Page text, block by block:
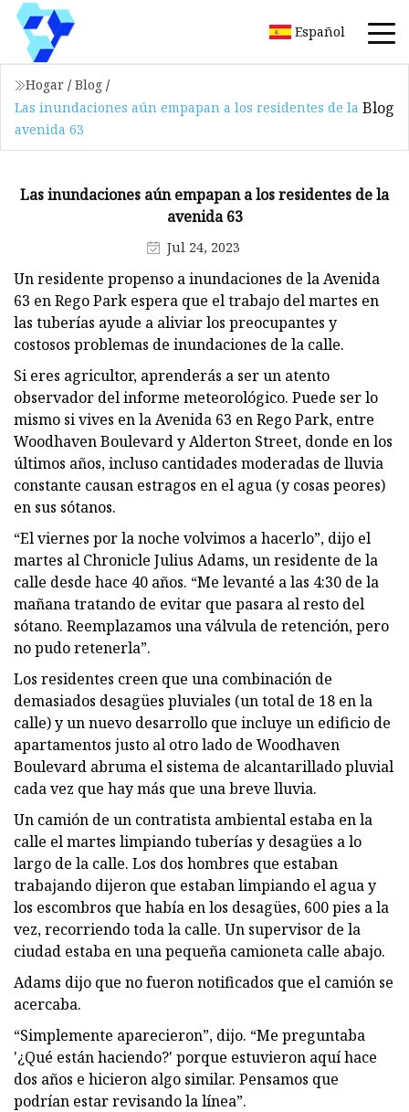
Español
Hogar / Blog /
Las inundaciones aún empapan a los residentes de la
avenida 63
Blog
Las inundaciones aún empapan a los residentes de la
avenida 63
Jul 24, 2023
Un residente propenso a inundaciones de la Avenida
63 en Rego Park espera que el trabajo del martes en
las tuberías ayude a aliviar los preocupantes y
costosos problemas de inundaciones de la calle.
Si eres agricultor, aprenderás a ser un atento
observador del informe meteorológico. Puede ser lo
mismo si vives en la Avenida 63 en Rego Park, entre
Woodhaven Boulevard y Alderton Street, donde en los
últimos años, incluso cantidades moderadas de lluvia
constante causan estragos en el agua (y cosas peores)
en sus sótanos.
“El viernes por la noche volvimos a hacerlo”, dijo el
martes al Chronicle Julius Adams, un residente de la
calle desde hace 40 años. “Me levanté a las 4:30 de la
mañana tratando de evitar que pasara al resto del
sótano. Reemplazamos una válvula de retención, pero
no pudo retenerla”.
Los residentes creen que una combinación de
demasiados desagües pluviales (un total de 18 en la
calle) y un nuevo desarrollo que incluye un edificio de
apartamentos justo al otro lado de Woodhaven
Boulevard abruma el sistema de alcantarillado pluvial
cada vez que hay más que una breve lluvia.
Un camión de un contratista ambiental estaba en la
calle el martes limpiando tuberías y desagües a lo
largo de la calle. Los dos hombres que estaban
trabajando dijeron que estaban limpiando el agua y
los escombros que había en los desagües, 600 pies a la
vez, recorriendo toda la calle. Un supervisor de la
ciudad estaba en una pequeña camioneta calle abajo.
Adams dijo que no fueron notificados que el camión se
acercaba.
“Simplemente aparecieron”, dijo. “Me preguntaba
'¿Qué están haciendo?' porque estuvieron aquí hace
dos años e hicieron algo similar. Pensamos que
podrían estar revisando la línea”.